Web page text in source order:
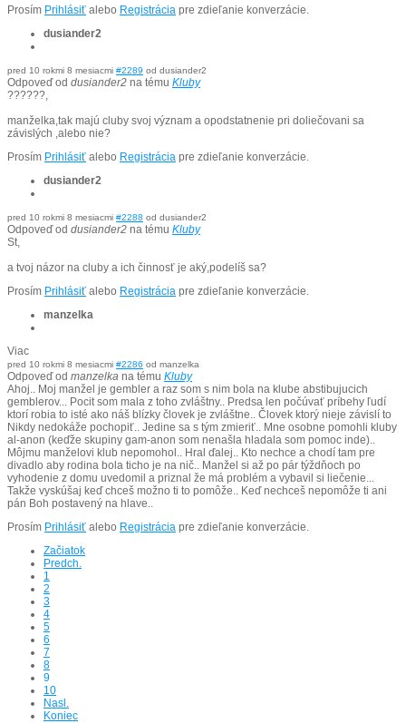
Prosím Prihlásiť alebo Registrácia pre zdieľanie konverzácie.
dusiander2
pred 10 rokmi 8 mesiacmi #2289 od dusiander2
Odpoveď od dusiander2 na tému Kluby
??????,
manželka,tak majú cluby svoj význam a opodstatnenie pri doliečovani sa
závislých ,alebo nie?
Prosím Prihlásiť alebo Registrácia pre zdieľanie konverzácie.
dusiander2
pred 10 rokmi 8 mesiacmi #2288 od dusiander2
Odpoveď od dusiander2 na tému Kluby
St,
a tvoj názor na cluby a ich činnosť je aký,podelíš sa?
Prosím Prihlásiť alebo Registrácia pre zdieľanie konverzácie.
manzelka
Viac
pred 10 rokmi 8 mesiacmi #2286 od manzelka
Odpoveď od manzelka na tému Kluby
Ahoj.. Moj manžel je gembler a raz som s nim bola na klube abstibujucich
gemblerov... Pocit som mala z toho zvláštny.. Predsa len počúvať príbehy ľudí
ktorí robia to isté ako náš blízky človek je zvláštne.. Človek ktorý nieje závislí to
Nikdy nedokáže pochopiť.. Jedine sa s tým zmieriť.. Mne osobne pomohli kluby
al-anon (keďže skupiny gam-anon som nenašla hladala som pomoc inde)..
Môjmu manželovi klub nepomohol.. Hral ďalej.. Kto nechce a chodí tam pre
divadlo aby rodina bola ticho je na nič.. Manžel si až po pár týždňoch po
vyhodenie z domu uvedomil a priznal že má problém a vybavil si liečenie...
Takže vyskúšaj keď chceš možno ti to pomôže.. Keď nechceš nepomôže ti ani
pán Boh postavený na hlave..
Prosím Prihlásiť alebo Registrácia pre zdieľanie konverzácie.
Začiatok
Predch.
1
2
3
4
5
6
7
8
9
10
Nasl.
Koniec